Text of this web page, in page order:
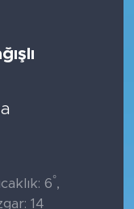
6°,
14